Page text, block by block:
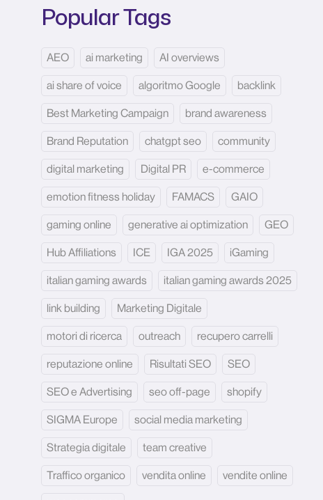
Popular Tags
AEO ai marketing AI overviews
ai share of voice algoritmo Google backlink
Best Marketing Campaign brand awareness
Brand Reputation chatgpt seo community
digital marketing Digital PR e-commerce
emotion fitness holiday FAMACS GAIO
gaming online generative ai optimization GEO
Hub Affiliations ICE IGA 2025 iGaming
italian gaming awards italian gaming awards 2025
link building Marketing Digitale
motori di ricerca outreach recupero carrelli
reputazione online Risultati SEO SEO
SEO e Advertising seo off-page shopify
SIGMA Europe social media marketing
Strategia digitale team creative
Traffico organico vendita online vendite online